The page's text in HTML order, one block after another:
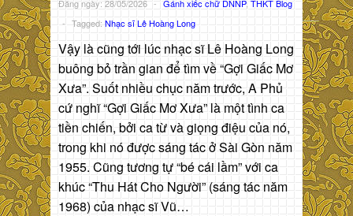
Đăng ngày: 28/05/2026 - Gánh xiếc chữ DNNP, THKT Blog
- Tagged: Nhạc sĩ Lê Hoàng Long
Vậy là cũng tới lúc nhạc sĩ Lê Hoàng Long
buông bỏ trần gian để tìm về “Gợi Giấc Mơ
Xưa”. Suốt nhiều chục năm trước, A Phủ
cứ nghĩ “Gợi Giấc Mơ Xưa” là một tình ca
tiền chiến, bởi ca từ và giọng điệu của nó,
trong khi nó được sáng tác ở Sài Gòn năm
1955. Cũng tương tự “bé cái lầm” với ca
khúc “Thu Hát Cho Người” (sáng tác năm
1968) của nhạc sĩ Vũ…